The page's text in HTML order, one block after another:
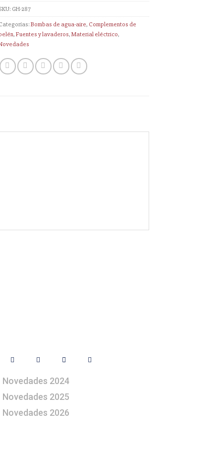
GH-287
Bombas de agua-aire, Complementos de
,Fuentes y lavaderos,Material eléctrico,
Novedades 2024
Novedades 2025
Novedades 2026